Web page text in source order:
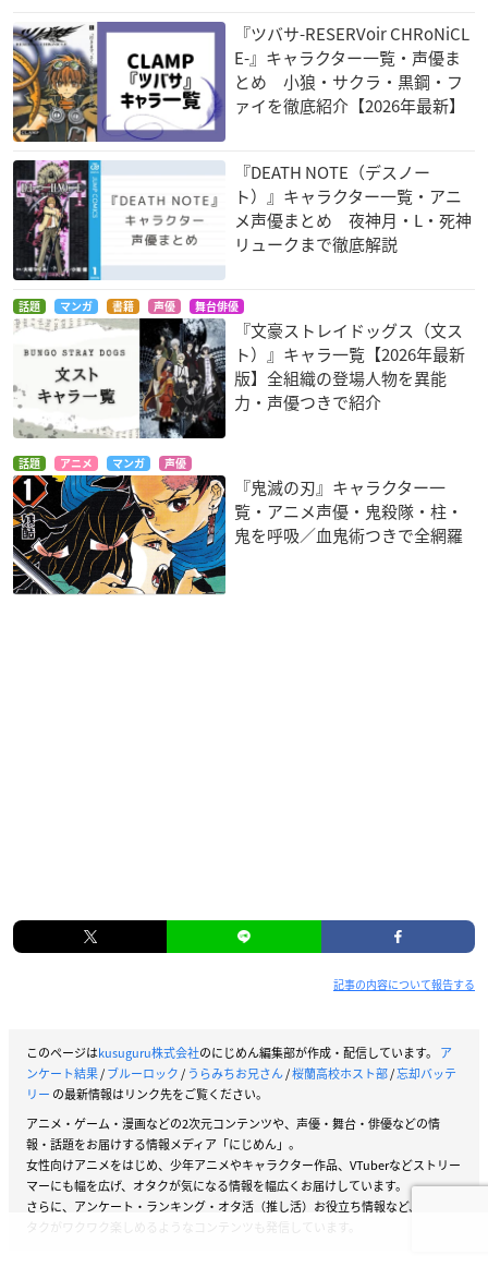
『ツバサ-RESERVoir CHRoNiCL
E-』キャラクター一覧・声優ま
とめ 小狼・サクラ・黒鋼・フ
ァイを徹底紹介【2026年最新】
『DEATH NOTE（デスノー
ト）』キャラクター一覧・アニ
メ声優まとめ 夜神月・L・死神
リュークまで徹底解説
話題 マンガ 書籍 声優 舞台俳優
『文豪ストレイドッグス（文ス
ト）』キャラ一覧【2026年最新
版】全組織の登場人物を異能
力・声優つきで紹介
話題 アニメ マンガ 声優
『鬼滅の刃』キャラクター一
覧・アニメ声優・鬼殺隊・柱・
鬼を呼吸／血鬼術つきで全網羅
記事の内容について報告する
このページはkusuguru株式会社のにじめん編集部が作成・配信しています。 ア
ンケート結果/ブルーロック/ うらみちお兄さん/桜蘭高校ホスト部/忘却バッテ
リー の最新情報はリンク先をご覧ください。
アニメ・ゲーム・漫画などの2次元コンテンツや、声優・舞台・俳優などの情
報・話題をお届けする情報メディア「にじめん」。
女性向けアニメをはじめ、少年アニメやキャラクター作品、VTuberなどストリー
マーにも幅を広げ、オタクが気になる情報を幅広くお届けしています。
さらに、アンケート・ランキング・オタ活（推し活）お役立ち情報など、女性オ
タクがワクワク楽しめるようなコンテンツも発信しています。